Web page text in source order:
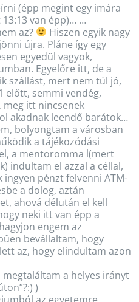
(épp megint egy imára
van épp)… …
az?
Hiszen egyik nagy
újra. Pláne így egy
egyedül vagyok,
Egyelőre itt, de a
szállást, mert nem túl jó,
előtt, semmi vendég,
itt nincsenek
akadnak leendő barátok…
bolyongtam a városban
a tájékozódási
a mentoromma l(mert
indultam el azzal a céllal,
pénzt felvenni ATM-
a dolog, aztán
ahová délután el kell
neki itt van épp a
engem az
bevállaltam, hogy
az, hogy elindultam azon
a helyes irányt
)